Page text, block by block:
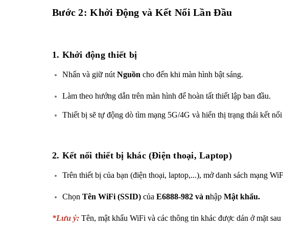
Bước 2: Khởi Động và Kết Nối Lần Đầu
1. Khởi động thiết bị
Nhấn và giữ nút Nguồn cho đến khi màn hình bật sáng.
Làm theo hướng dẫn trên màn hình để hoàn tất thiết lập ban đầu.
Thiết bị sẽ tự động dò tìm mạng 5G/4G và hiển thị trạng thái kết
2. Kết nối thiết bị khác (Điện thoại, Laptop)
Trên thiết bị của bạn (điện thoại, laptop,...), mở danh sách mạng
Chọn Tên WiFi (SSID) của E6888-982 và nhập Mật khẩu.
*Lưu ý: Tên, mật khẩu WiFi và các thông tin khác được dán ở mặt